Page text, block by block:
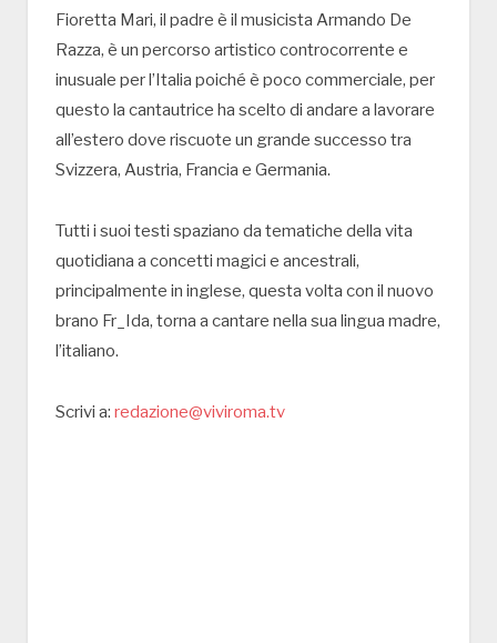
Fioretta Mari, il padre è il musicista Armando De
Razza, è un percorso artistico controcorrente e
inusuale per l’Italia poiché è poco commerciale, per
questo la cantautrice ha scelto di andare a lavorare
all’estero dove riscuote un grande successo tra
Svizzera, Austria, Francia e Germania.
Tutti i suoi testi spaziano da tematiche della vita
quotidiana a concetti magici e ancestrali,
principalmente in inglese, questa volta con il nuovo
brano Fr_Ida, torna a cantare nella sua lingua madre,
l’italiano.
Scrivi a: redazione@viviroma.tv